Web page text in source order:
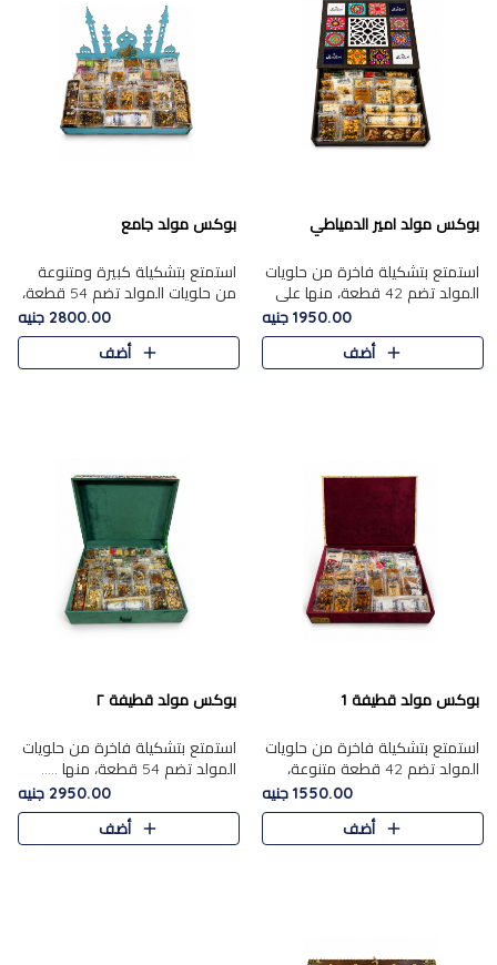
بوكس مولد امير الدمياطي
استمتع بتشكيلة فاخرة من حلويات
المولد تضم 42 قطعة، منها علي
بابا بالمكسرات، الجزرية بالفول....
1950.00 جنيه
أضف
بوكس مولد جامع
استمتع بتشكيلة كبيرة ومتنوعة
من حلويات المولد تضم 54 قطعة،
منها الجزرية بالفول والبندق، علي
بابا بالمكسرات، الملبن.....
2800.00 جنيه
أضف
بوكس مولد قطيفة 1
استمتع بتشكيلة فاخرة من حلويات
المولد تضم 42 قطعة متنوعة،
1550.00 جنيه
أضف
بوكس مولد قطيفة ٢
استمتع بتشكيلة فاخرة من حلويات
المولد تضم 54 قطعة، منها .....
2950.00 جنيه
أضف